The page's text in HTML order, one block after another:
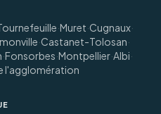
·Muret·Cugnaux·
·Castanet-Tolosan·
·Fonsorbes·Montpellier·Albi·
l'agglomération